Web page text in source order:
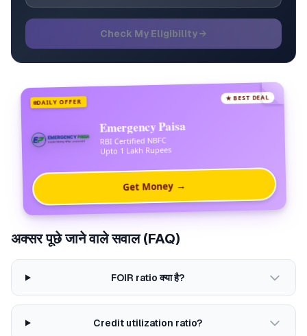
Check My Eligibility →
DAILY OFFER ★ BEST DEAL
Emergency Paisa
RBI Certified NBFC
Upto 1 Lakh Rupees
Get Money →
अक्सर पूछे जाने वाले सवाल (FAQ)
FOIR ratio क्या है?
Credit utilization ratio?